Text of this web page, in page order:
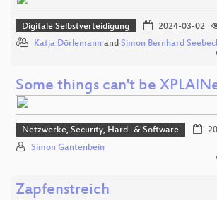
Digitale Selbstverteidigung 2024-03-02
Katja Dörlemann and Simon Bernhard
Some things can't be
Netzwerke, Security, Hard- & Software
Simon Gantenbein
Zapfenstreich